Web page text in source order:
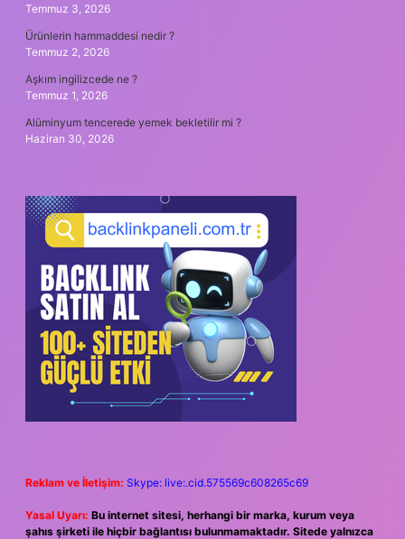
Temmuz 3, 2026
Ürünlerin hammaddesi nedir ?
Temmuz 2, 2026
Aşkım ingilizcede ne ?
Temmuz 1, 2026
Alüminyum tencerede yemek bekletilir mi ?
Haziran 30, 2026
Reklam ve İletişim: Skype: live:.cid.575569c608265c69
Yasal Uyarı: Bu internet sitesi, herhangi bir marka, kurum veya
şahıs şirketi ile hiçbir bağlantısı bulunmamaktadır. Sitede yalnızca